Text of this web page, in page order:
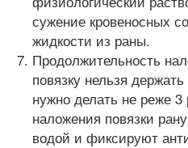
сужение кровеносных
жидкости из раны.
Продолжительность
повязку нельзя
нужно делать не реже
наложения повязки
водой и фиксируют